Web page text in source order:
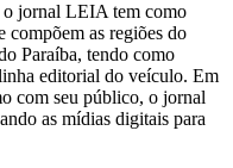
o jornal LEIA tem como
compõem as regiões do
Paraíba, tendo como
editorial do veículo. Em
com seu público, o jornal
as mídias digitais para